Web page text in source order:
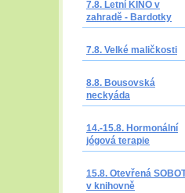
7.8. Letní KINO v
zahradě - Bardotky
7.8. Velké maličkosti
8.8. Bousovská
neckyáda
14.-15.8. Hormonální
jógová terapie
15.8. Otevřená
v knihovně